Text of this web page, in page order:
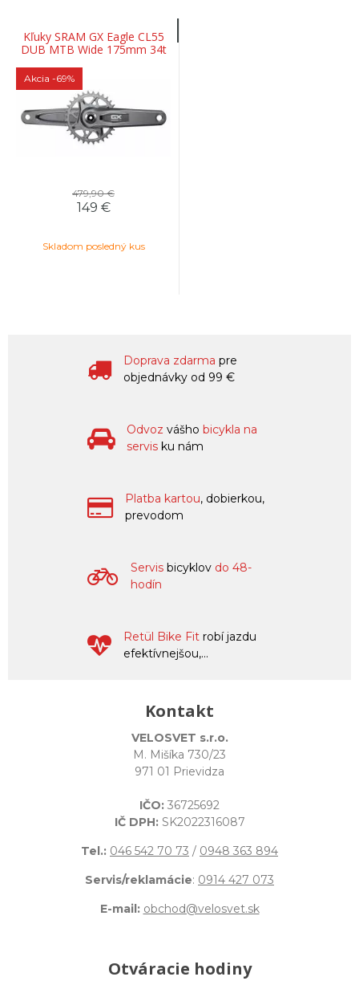
Kľuky SRAM GX Eagle CL55
DUB MTB Wide 175mm 34t
Akcia -69%
479,90 €
149 €
Skladom posledný kus
Doprava zdarma pre
objednávky od 99 €
Odvoz vášho bicykla na
servis ku nám
Platba kartou, dobierkou,
prevodom
Servis bicyklov do 48-
hodín
Retül Bike Fit robí jazdu
efektívnejšou,...
Kontakt
VELOSVET s.r.o.
M. Mišíka 730/23
971 01 Prievidza
IČO: 36725692
IČ DPH: SK2022316087
Tel.: 046 542 70 73 / 0948 363 894
Servis/reklamácie: 0914 427 073
E-mail: obchod@velosvet.sk
Otváracie hodiny